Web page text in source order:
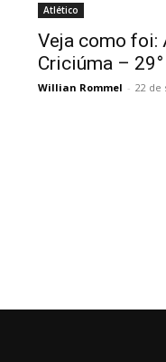
Atlético
Veja como foi:
Criciúma –
Willian Rommel - 22 de